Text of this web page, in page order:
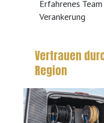
Erfahrenes
Verankerung
Vertrauen
Region